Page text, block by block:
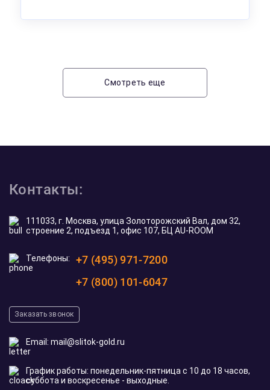
Смотреть еще
Контакты:
111033, г. Москва, улица Золоторожский Вал, дом 32,
строение 2, подъезд 1, офис 107, БЦ AU-ROOM
Телефоны:
+7 (495) 971-7200
+7 (800) 101-6047
Заказать звонок
Email: mail@slitok-gold.ru
График работы: понедельник-пятница с 10 до 18 часов,
суббота и воскресенье - выходные.